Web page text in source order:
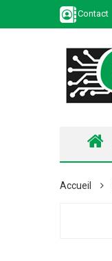
Contact
Accueil